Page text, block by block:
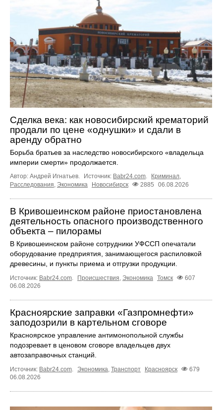
Сделка века: как новосибирский крематорий
продали по цене «однушки» и сдали в
аренду обратно
Борьба братьев за наследство новосибирского «владельца
империи смерти» продолжается.
Автор: Андрей Игнатьев. Источник: Babr24.com. Криминал,
Расследования, Экономика Новосибирск 2885 06.08.2026
В Кривошеинском районе приостановлена
деятельность опасного производственного
объекта – пилорамы
В Кривошеинском районе сотрудники УФССП опечатали
оборудование предприятия, занимающегося распиловкой
древесины, и пункты приема и отгрузки продукции.
Источник: Babr24.com. Происшествия, Экономика Томск
607
06.08.2026
Красноярские заправки «Газпромнефти»
заподозрили в картельном сговоре
Красноярское управление антимонопольной службы
подозревает в ценовом сговоре владельцев двух
автозаправочных станций.
Источник: Babr24.com. Экономика, Транспорт Красноярск
679
06.08.2026